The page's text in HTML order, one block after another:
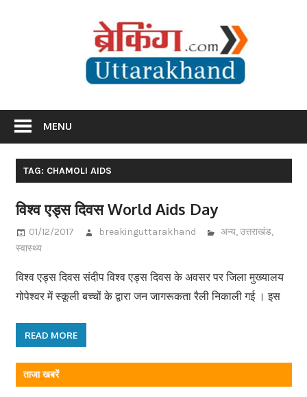
MENU
TAG: CHAMOLI AIDS
विश्व एड्स दिवस World Aids Day
01/12/2017 breakinguttarakhand अन्य,उत्तराखंड,
स्वास्थ्य
विश्व एड्स दिवस संदीप विश्व एड्स दिवस के अवसर पर जिला मुख्यालय
गोपेश्वर में स्कूली बच्चों के द्वारा जन जागरूकता रैली निकाली गई । इस
READ MORE
ताजा खबरें